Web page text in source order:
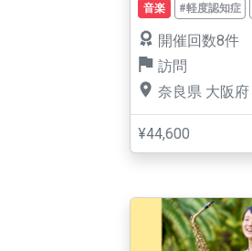
音楽 #軽度認知症
開催回数8件
訪問
奈良県 大阪府
¥44,600